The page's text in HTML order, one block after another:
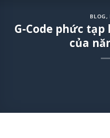
BLOG,
G-Code phức
của